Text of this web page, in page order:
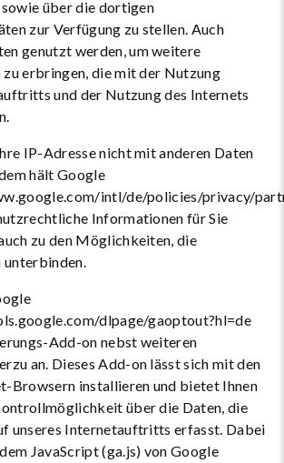
über die dortigen
zur Verfügung zu stellen. Auch
genutzt werden, um weitere
erbringen, die mit der Nutzung
und der Nutzung des Internets
IP-Adresse nicht mit anderen Daten
hält Google
intl/de/policies/privacy/
Informationen für Sie
zu den Möglichkeiten, die
unterbinden.
dlpage/gaoptout?hl=de
Add-on nebst weiteren
an. Dieses Add-on lässt sich mit den
Browsern installieren und bietet Ihnen
über die Daten, die
unseres Internetauftritts erfasst. Dabei
JavaScript (ga.js) von Google